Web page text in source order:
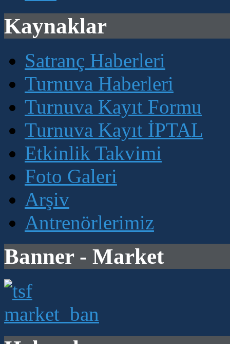
Kaynaklar
Satranç Haberleri
Turnuva Haberleri
Turnuva Kayıt Formu
Turnuva Kayıt İPTAL
Etkinlik Takvimi
Foto Galeri
Arşiv
Antrenörlerimiz
Banner - Market